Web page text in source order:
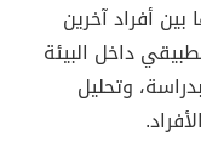
أفراد آخرين
داخل البيئة
وتحليل